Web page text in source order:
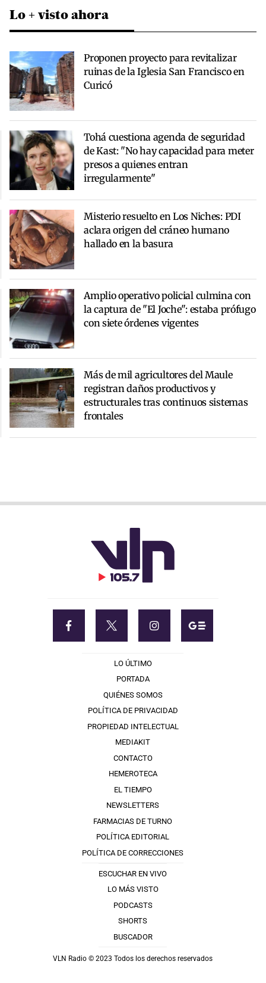
Lo + visto ahora
Proponen proyecto para revitalizar
ruinas de la Iglesia San Francisco en
Curicó
Tohá cuestiona agenda de seguridad
de Kast: "No hay capacidad para meter
presos a quienes entran
irregularmente"
Misterio resuelto en Los Niches: PDI
aclara origen del cráneo humano
hallado en la basura
Amplio operativo policial culmina con
la captura de "El Joche": estaba prófugo
con siete órdenes vigentes
Más de mil agricultores del Maule
registran daños productivos y
estructurales tras continuos sistemas
frontales
LO ÚLTIMO
PORTADA
QUIÉNES SOMOS
POLÍTICA DE PRIVACIDAD
PROPIEDAD INTELECTUAL
MEDIAKIT
CONTACTO
HEMEROTECA
EL TIEMPO
NEWSLETTERS
FARMACIAS DE TURNO
POLÍTICA EDITORIAL
POLÍTICA DE CORRECCIONES
ESCUCHAR EN VIVO
LO MÁS VISTO
PODCASTS
SHORTS
BUSCADOR
VLN Radio © 2023 Todos los derechos reservados